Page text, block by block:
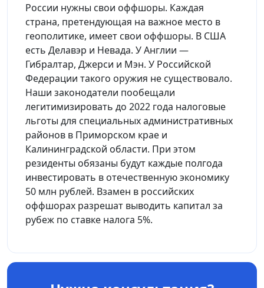
России нужны свои оффшоры. Каждая
страна, претендующая на важное место в
геополитике, имеет свои оффшоры. В США
есть Делавэр и Невада. У Англии —
Гибралтар, Джерси и Мэн. У Российской
Федерации такого оружия не существовало.
Наши законодатели пообещали
легитимизировать до 2022 года налоговые
льготы для специальных административных
районов в Приморском крае и
Калининградской области. При этом
резиденты обязаны будут каждые полгода
инвестировать в отечественную экономику
50 млн рублей. Взамен в российских
оффшорах разрешат выводить капитал за
рубеж по ставке налога 5%.